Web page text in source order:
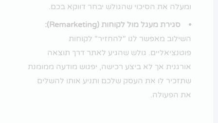
ומעלה את הסיכוי שהגולש יבחר דווקא בכם.
סגירת מעגל מול לקוחות (Remarketing):
השילוב מאפשר לנו "להחזיר" לקוחות
פוטנציאליים. גולש שהגיע לאתר דרך תוצאה
אורגנית אך לא ביצע רכישה, יפגוש מודעה ממומנת
שתזכיר לו את העסק שלכם ותניע אותו להשלים
את הפעולה.